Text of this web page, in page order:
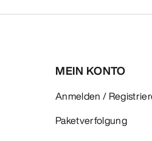
MEIN KONTO
Anmelden /
Paketverfolgung